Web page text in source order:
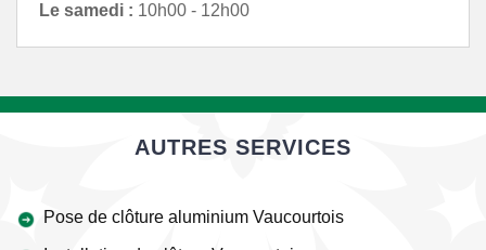
Le samedi : 10h00 - 12h00
AUTRES SERVICES
Pose de clôture aluminium Vaucourtois